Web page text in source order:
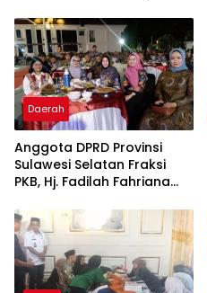
Pelayanan Kesehatan
Berkualitas
Daerah
Anggota DPRD Provinsi
Sulawesi Selatan Fraksi
PKB, Hj. Fadilah Fahriana
Takalar Menyalakan
Lentera Pengabdian
Melalui Malam Apresiasi
dan Inovasi Award 2026